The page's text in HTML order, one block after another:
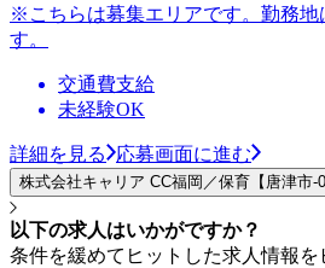
※こちらは募集エリアです。勤務地
す。
交通費支給
未経験OK
詳細を見る 応募画面に進む
株式会社キャリア CC福岡／保育【唐津市-
以下の求人はいかがですか？
条件を緩めてヒットした求人情報を